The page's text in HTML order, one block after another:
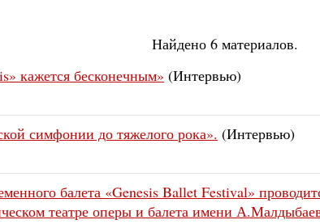
Найдено 6 материалов.
кажется бесконечным» (Интервью)
симфонии до тяжелого рока». (Интервью)
балета «Genesis Ballet Festival»
театре оперы и балета имени